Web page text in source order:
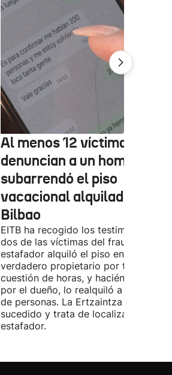
Al menos 12 víctimas
denuncian a un hombre
subarrendó el piso
vacacional alquilado en
Bilbao
EITB ha recogido los testimonios de
dos de las víctimas del fraude. El
estafador alquiló el piso en Airbnb a
verdadero propietario por tres días.
cuestión de horas, y haciéndose
por el dueño, lo realquiló a una
de personas. La Ertzaintza investiga
sucedido y trata de localizar al
estafador.